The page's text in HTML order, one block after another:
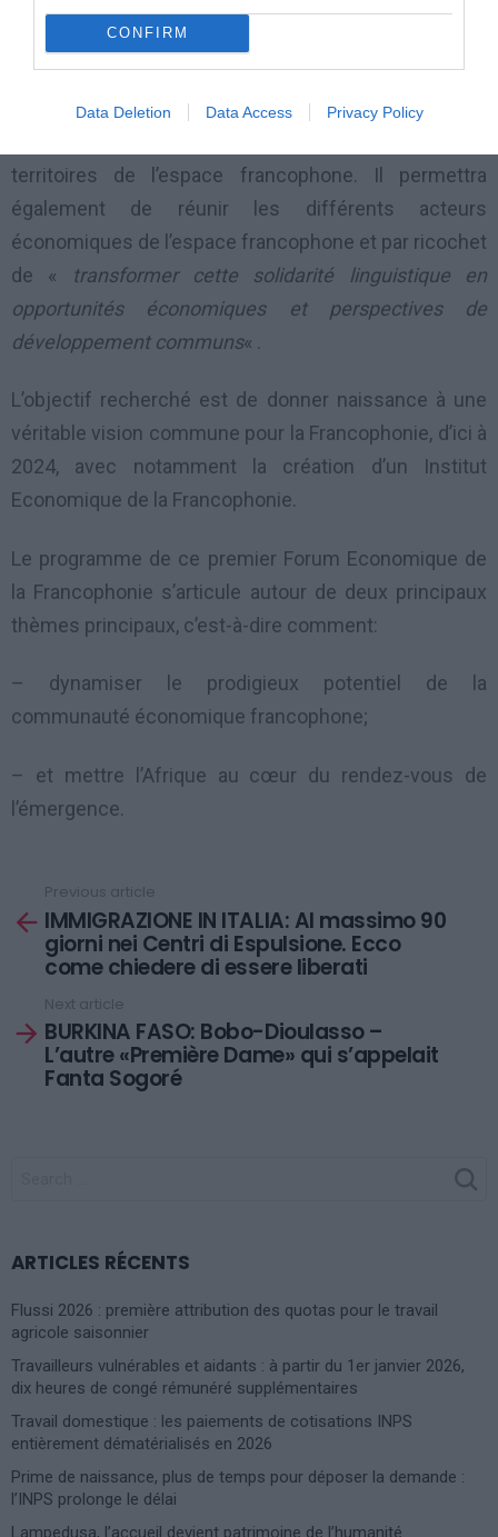
CONFIRM
Data Deletion Data Access Privacy Policy
ont lancé un appel pour la mise en place de bases
économiques fortes et durables.
Selon les organisateurs, le forum vise à favoriser les
territoires de l’espace francophone. Il permettra
également de réunir les différents acteurs
économiques de l’espace francophone et par ricochet
de «
transformer cette solidarité linguistique en
opportunités économiques et perspectives de
développement communs« .
L’objectif recherché est de donner naissance à une
véritable vision commune pour la Francophonie, d’ici à
2024, avec notamment la création d’un Institut
Economique de la Francophonie.
Le programme de ce premier Forum Economique de
la Francophonie s’articule autour de deux principaux
thèmes principaux, c’est-à-dire comment:
– dynamiser le prodigieux potentiel de la
communauté économique francophone;
– et mettre l’Afrique au cœur du rendez-vous de
l’émergence.
more
Previous article
IMMIGRAZIONE IN ITALIA: Al massimo 90
giorni nei Centri di Espulsione. Ecco
come chiedere di essere liberati
Next article
BURKINA FASO: Bobo-Dioulasso –
L’autre «Première Dame» qui s’appelait
Fanta Sogoré
ARTICLES RÉCENTS
Flussi 2026 : première attribution des quotas pour le travail
agricole saisonnier
Travailleurs vulnérables et aidants : à partir du 1er janvier 2026,
dix heures de congé rémunéré supplémentaires
Travail domestique : les paiements de cotisations INPS
entièrement dématérialisés en 2026
Prime de naissance, plus de temps pour déposer la demande :
l’INPS prolonge le délai
Lampedusa, l’accueil devient patrimoine de l’humanité